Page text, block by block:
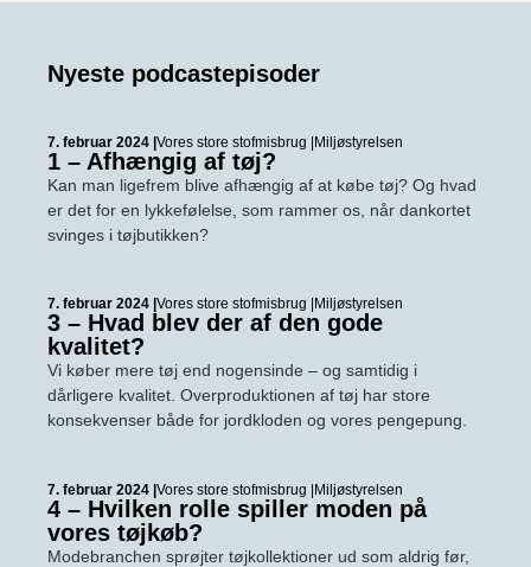
Nyeste podcastepisoder
7. februar 2024 |Vores store stofmisbrug |Miljøstyrelsen
1 – Afhængig af tøj?
Kan man ligefrem blive afhængig af at købe tøj? Og hvad
er det for en lykkefølelse, som rammer os, når dankortet
svinges i tøjbutikken?
7. februar 2024 | Vores store stofmisbrug | Miljøstyrelsen
3 – Hvad blev der af den gode
kvalitet?
Vi køber mere tøj end nogensinde – og samtidig i
dårligere kvalitet. Overproduktionen af tøj har store
konsekvenser både for jordkloden og vores pengepung.
7. februar 2024 |Vores store stofmisbrug |Miljøstyrelsen
4 – Hvilken rolle spiller moden på
vores tøjkøb?
Modebranchen sprøjter tøjkollektioner ud som aldrig før,